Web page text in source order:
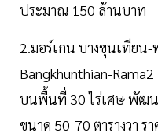
ประมาณ 150 ล้านบาท
2.มอร์เกน บางขุนเทียน-
Bangkhunthian-
บนพื้นที่ 30 ไร่เศษ พัฒ
ขนาด 50-70 ตารางวา